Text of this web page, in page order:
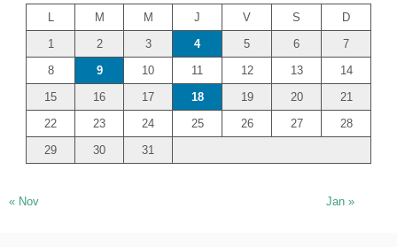
L
M M J V S
D
1
2 3 4 5 6
7
8
9 10 11 12 13
14
15
16 17 18 19 20
21
22
23 24 25 26 27
28
29
30 31
« Nov Jan »